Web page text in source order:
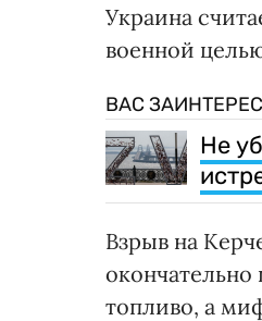
Украина
военной
ВАС
Не
Взрыв на
топливо, а